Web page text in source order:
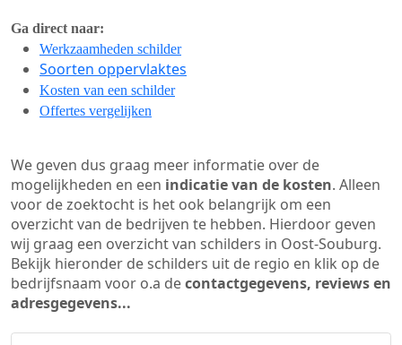
Ga direct naar:
Werkzaamheden schilder
Soorten oppervlaktes
Kosten van een schilder
Offertes vergelijken
We geven dus graag meer informatie over de
mogelijkheden en een indicatie van de kosten. Alleen
voor de zoektocht is het ook belangrijk om een
overzicht van de bedrijven te hebben. Hierdoor geven
wij graag een overzicht van schilders in Oost-Souburg.
Bekijk hieronder de schilders uit de regio en klik op de
bedrijfsnaam voor o.a decontactgegevens, reviews en
adresgegevens...